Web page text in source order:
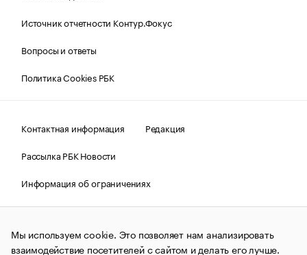
Источник отчетности Контур.Фокус
Вопросы и ответы
Политика Cookies РБК
Контактная информация
Редакция
Рассылка РБК Новости
Информация об ограничениях
Правовая информация
О соблюдении авторских прав
© АО «РОСБИЗНЕСКОНСАЛТИНГ»,1995–2026.Сообщения
и материалы информационного агентства «РБК»
Мы используем cookie. Это позволяет нам анализировать
взаимодействие посетителей с сайтом и делать его лучше.